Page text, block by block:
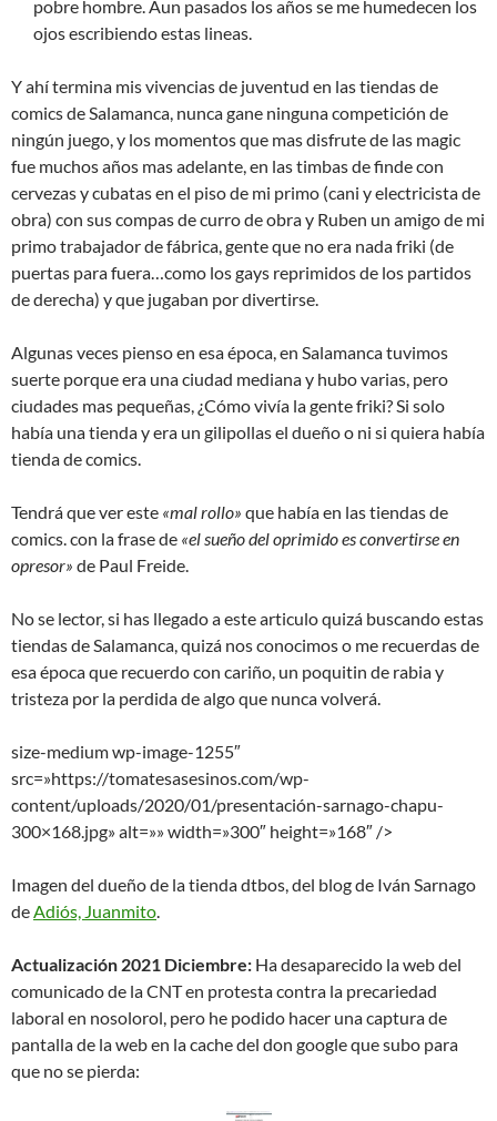
pobre hombre. Aun pasados los años se me humedecen los
ojos escribiendo estas lineas.
Y ahí termina mis vivencias de juventud en las tiendas de
comics de Salamanca, nunca gane ninguna competición de
ningún juego, y los momentos que mas disfrute de las magic
fue muchos años mas adelante, en las timbas de finde con
cervezas y cubatas en el piso de mi primo (cani y electricista de
obra) con sus compas de curro de obra y Ruben un amigo de mi
primo trabajador de fábrica, gente que no era nada friki (de
puertas para fuera…como los gays reprimidos de los partidos
de derecha) y que jugaban por divertirse.
Algunas veces pienso en esa época, en Salamanca tuvimos
suerte porque era una ciudad mediana y hubo varias, pero
ciudades mas pequeñas, ¿Cómo vivía la gente friki? Si solo
había una tienda y era un gilipollas el dueño o ni si quiera había
tienda de comics.
Tendrá que ver este «mal rollo» que había en las tiendas de
comics. con la frase de «el sueño del oprimido es convertirse en
opresor» de Paul Freide.
No se lector, si has llegado a este articulo quizá buscando estas
tiendas de Salamanca, quizá nos conocimos o me recuerdas de
esa época que recuerdo con cariño, un poquitin de rabia y
tristeza por la perdida de algo que nunca volverá.
size-medium wp-image-1255″
src=»https://tomatesasesinos.com/wp-
content/uploads/2020/01/presentación-sarnago-chapu-
300×168.jpg» alt=»» width=»300″ height=»168″ />
Imagen del dueño de la tienda dtbos, del blog de Iván Sarnago
deAdiós, Juanmito.
Actualización 2021 Diciembre: Ha desaparecido la web del
comunicado de la CNT en protesta contra la precariedad
laboral en nosolorol, pero he podido hacer una captura de
pantalla de la web en la cache del don google que subo para
que no se pierda: